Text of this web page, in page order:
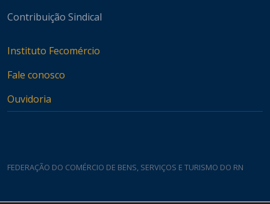
Contribuição Sindical
Instituto Fecomércio
Fale conosco
Ouvidoria
FEDERAÇÃO DO COMÉRCIO DE BENS, SERVIÇOS E TURISMO DO RN